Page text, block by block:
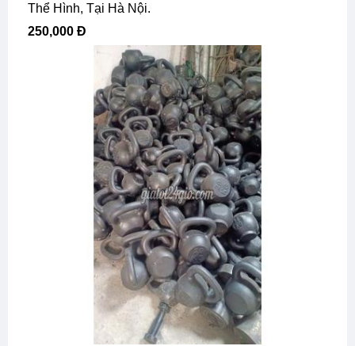
Thể Hình, Tại Hà Nội.
250,000 Đ